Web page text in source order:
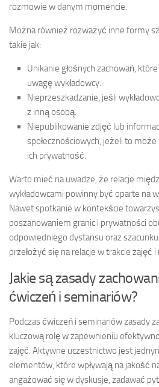
rozmowie w danym momencie.
Można również rozważyć inne formy
takie jak:
Unikanie głośnych zachowań,
uwagę wykładowcy.
Nieprzeszkadzanie, jeśli
z inną osobą.
Niepublikowanie zdjęć lub
społecznościowych, jeżeli to
ich prywatność.
Warto mieć na uwadze, że relacje
wykładowcami powinny być oparte na
Nawet spotkanie w kontekście
poszanowaniem granic i prywatności
odpowiedniego dystansu oraz
przełożyć się na relacje w trakcie zajęć i
Jakie są zasady
ćwiczeń i seminariów?
Podczas ćwiczeń i seminariów zasady
kluczową rolę w zapewnieniu
zajęć. Aktywne uczestnictwo jest
elementów, które wpływają na jakość
angażować się w dyskusje, zadawać